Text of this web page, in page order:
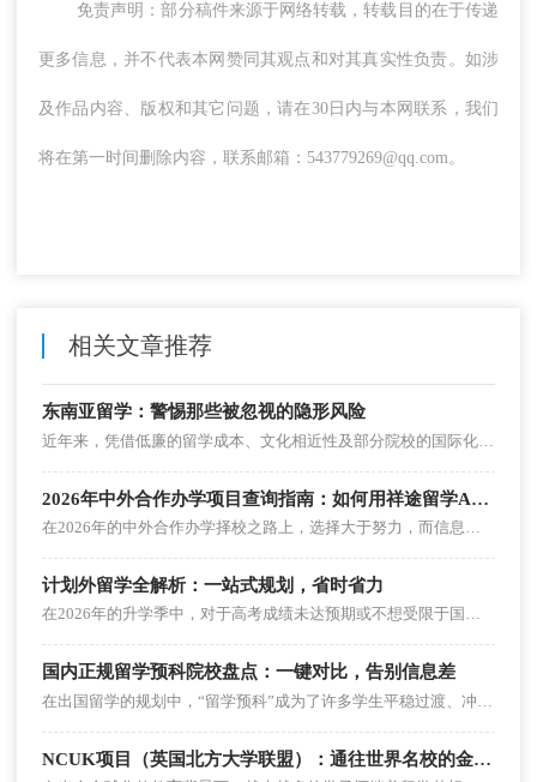
免责声明：部分稿件来源于网络转载，转载目的在于传递
更多信息，并不代表本网赞同其观点和对其真实性负责。如涉
及作品内容、版权和其它问题，请在30日内与本网联系，我们
将在第一时间删除内容，联系邮箱：543779269@qq.com。
相关文章推荐
东南亚留学：警惕那些被忽视的隐形风险
2026年中外合作办学项目查询指南：如何用祥途留学APP避坑选校
在2026年的中外合作办学择校之路上，选择大于努力，而信息准确是选择的前提。借助祥途留学APP的双数据库资源、智能匹配筛选功能以及专业的在线顾问服务，广大留学生家庭可以更高效地找到适合自己的项目，把每一分预算都花在刀刃上，为未来的留学之路保驾护航。
计划外留学全解析：一站式规划，省时省力
在2026年的升学季中，对于高考成绩未达预期或不想受限于国内统招体系的家庭来说，“计划外留学”正成为一条备受瞩目的逆袭赛道。然而，由于计划外项目多由院校自主招生，不依赖高考分数，这也导致市面上充斥着大量虚假宣传与“割韭菜”陷阱。如何在这条赛道上安全、高效地规划？今天，我们将为您全面解析计划外留学的核心逻辑，并教您如何利用计划外留学一站式服务平台——祥途留学APP，轻松避坑，省时省力。
国内正规留学预科院校盘点：一键对比，告别信息差
NCUK项目（英国北方大学联盟）：通往世界名校的金色桥梁